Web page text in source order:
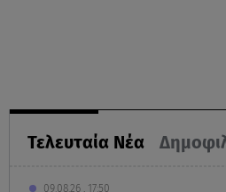
Τελευταία Νέα
09.08.26 , 17:50